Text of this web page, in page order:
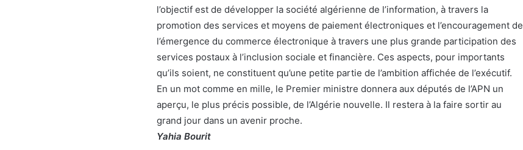
l’objectif est de développer la société algérienne de l’information, à travers la
promotion des services et moyens de paiement électroniques et l’encouragement de
l’émergence du commerce électronique à travers une plus grande participation des
services postaux à l’inclusion sociale et financière. Ces aspects, pour importants
qu’ils soient, ne constituent qu’une petite partie de l’ambition affichée de l’exécutif.
En un mot comme en mille, le Premier ministre donnera aux députés de l’APN un
aperçu, le plus précis possible, de l’Algérie nouvelle. Il restera à la faire sortir au
grand jour dans un avenir proche.
Yahia Bourit